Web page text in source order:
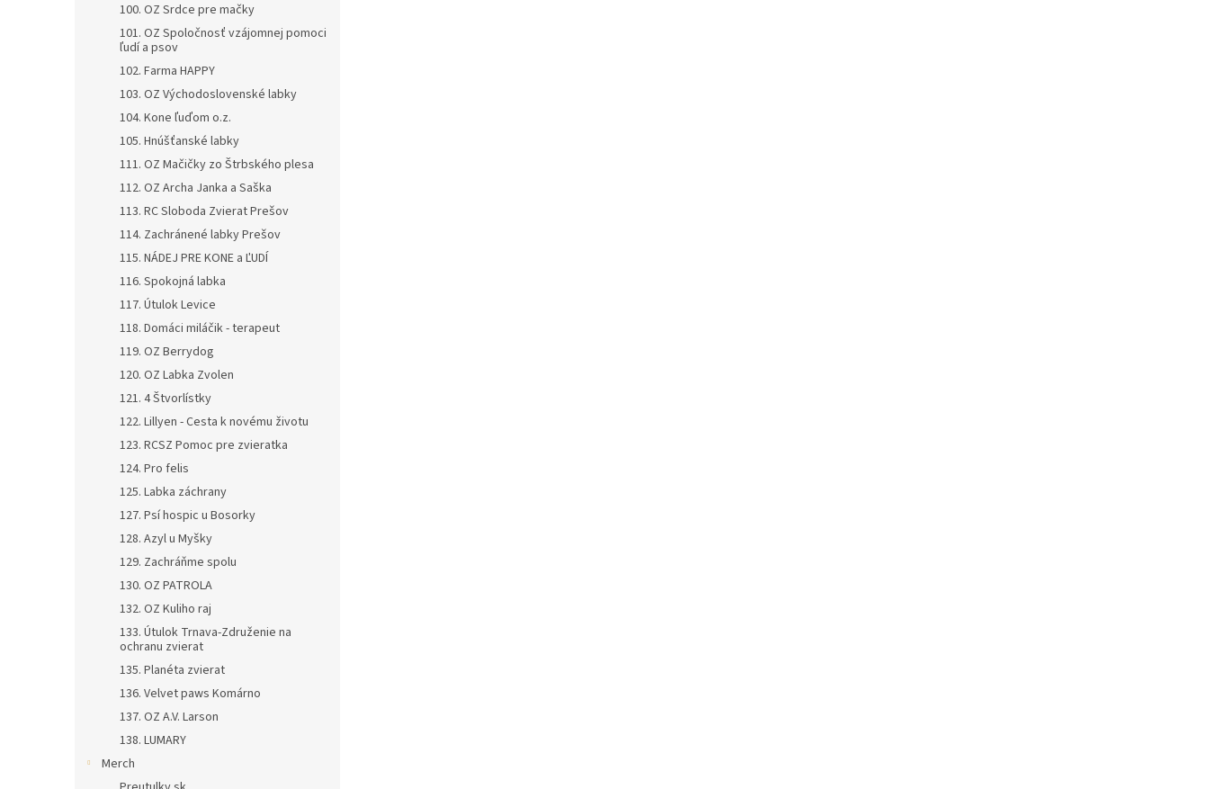
100. OZ Srdce pre mačky
101. OZ Spoločnosť vzájomnej pomoci
ľudí a psov
102. Farma HAPPY
103. OZ Východoslovenské labky
104. Kone ľuďom o.z.
105. Hnúšťanské labky
111. OZ Mačičky zo Štrbského plesa
112. OZ Archa Janka a Saška
113. RC Sloboda Zvierat Prešov
114. Zachránené labky Prešov
115. NÁDEJ PRE KONE a ĽUDÍ
116. Spokojná labka
117. Útulok Levice
118. Domáci miláčik - terapeut
119. OZ Berrydog
120. OZ Labka Zvolen
121. 4 Štvorlístky
122. Lillyen - Cesta k novému životu
123. RCSZ Pomoc pre zvieratka
124. Pro felis
125. Labka záchrany
127. Psí hospic u Bosorky
128. Azyl u Myšky
129. Zachráňme spolu
130. OZ PATROLA
132. OZ Kuliho raj
133. Útulok Trnava-Združenie na
ochranu zvierat
135. Planéta zvierat
136. Velvet paws Komárno
137. OZ A.V. Larson
138. LUMARY
Merch